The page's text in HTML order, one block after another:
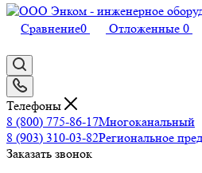
Сравнение0 Отложенные 0
Телефоны
8 (800) 775-86-17Многоканальный
8 (903) 310-03-82Региональное
Заказать звонок